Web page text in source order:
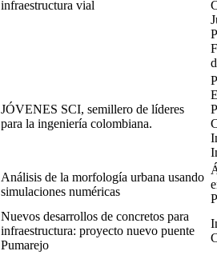
infraestructura vial
JÓVENES SCI, semillero de líderes
para la ingeniería colombiana.
Análisis de la morfología urbana usando
simulaciones numéricas
Nuevos desarrollos de concretos para
infraestructura: proyecto nuevo puente
Pumarejo